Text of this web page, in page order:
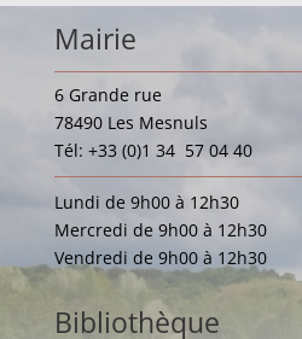
Mairie
6 Grande rue
78490 Les Mesnuls
Tél: +33 (0)1 34 57 04 40
Lundi de 9h00 à 12h30
Mercredi de 9h00 à 12h30
Vendredi de 9h00 à 12h30
Bibliothèque